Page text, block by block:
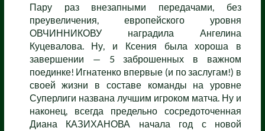
Пару раз внезапными передачами, без
преувеличения, европейского уровня
ОВЧИННИКОВУ наградила Ангелина
Куцевалова. Ну, и Ксения была хороша в
завершении — 5 заброшенных в важном
поединке! Игнатенко впервые (и по заслугам!) в
своей жизни в составе команды на уровне
Суперлиги названа лучшим игроком матча. Ну и
наконец, всегда предельно сосредоточенная
Диана КАЗИХАНОВА начала год с новой